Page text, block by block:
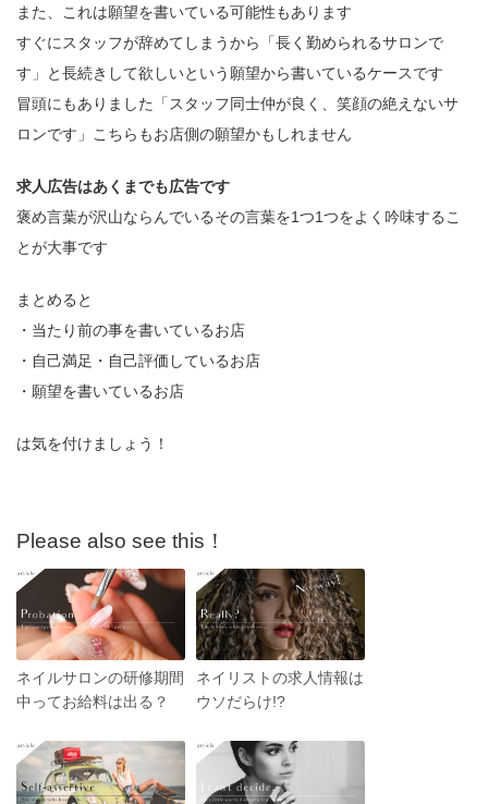
また、これは願望を書いている可能性もあります
すぐにスタッフが辞めてしまうから「長く勤められるサロンで
す」と長続きして欲しいという願望から書いているケースです
冒頭にもありました「スタッフ同士仲が良く、笑顔の絶えないサ
ロンです」こちらもお店側の願望かもしれません
求人広告はあくまでも広告です
褒め言葉が沢山ならんでいるその言葉を1つ1つをよく吟味するこ
とが大事です
まとめると
・当たり前の事を書いているお店
・自己満足・自己評価しているお店
・願望を書いているお店
は気を付けましょう！
Please also see this！
ネイルサロンの研修期間
中ってお給料は出る？
ネイリストの求人情報は
ウソだらけ!?